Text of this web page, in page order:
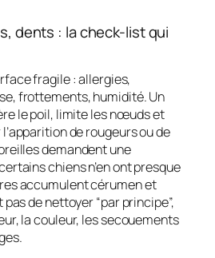
dents : la check-list qui
fragile : allergies,
frottements, humidité. Un
le poil, limite les nœuds et
de rougeurs ou de
demandent une
chiens n’en ont presque
accumulent cérumen et
pas de nettoyer “par principe”,
la couleur, les secouements